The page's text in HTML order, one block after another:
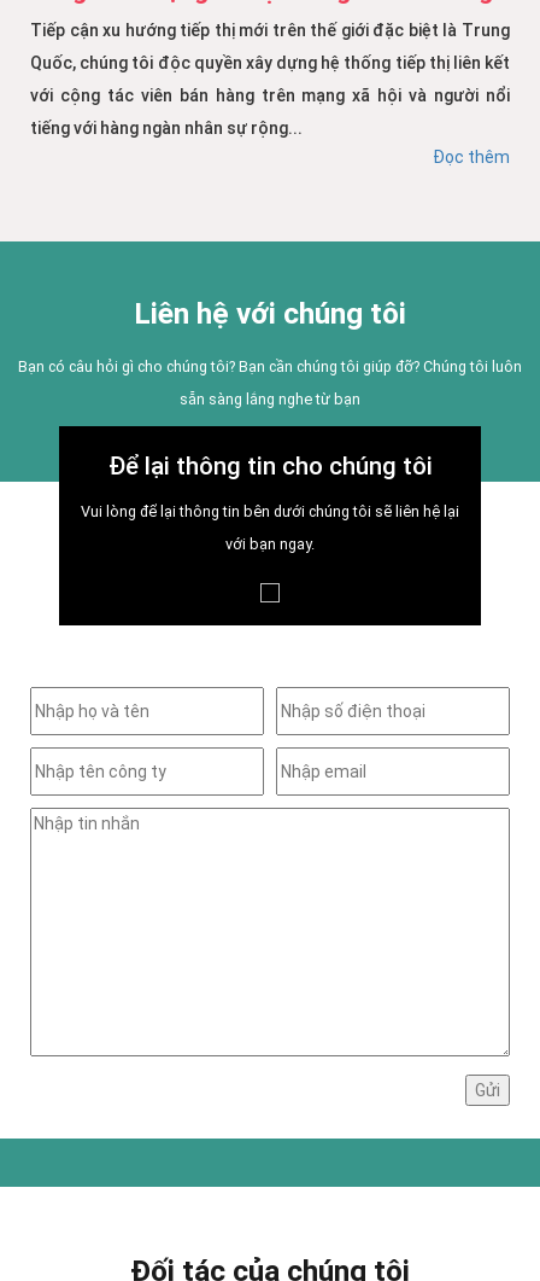
Tiếp cận xu hướng tiếp thị mới trên thế giới đặc biệt là Trung
Quốc, chúng tôi độc quyền xây dựng hệ thống tiếp thị liên kết
với cộng tác viên bán hàng trên mạng xã hội và người nổi
tiếng với hàng ngàn nhân sự rộng...
Đọc thêm
Liên hệ với chúng tôi
Bạn có câu hỏi gì cho chúng tôi? Bạn cần chúng tôi giúp đỡ? Chúng tôi luôn
sẵn sàng lắng nghe từ bạn
Để lại thông tin cho chúng tôi
Vui lòng để lại thông tin bên dưới chúng tôi sẽ liên hệ lại
với bạn ngay.
Đối tác của chúng tôi